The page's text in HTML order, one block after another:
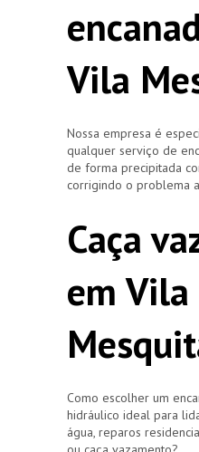
Vila
Nossa empresa é
qualquer serviço de
de forma precipitada
corrigindo o problema
Caça
em Vila
Como escolher um
hidráulico ideal para
água, reparos